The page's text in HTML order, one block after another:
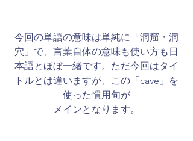
​今回の単語の意味は単純に「洞窟・洞
穴」で、言葉自体の意味も使い方も日
本語とほぼ一緒です。ただ今回はタイ
トルとは違いますが、この「cave」を
使った慣用句が
メインとなります。